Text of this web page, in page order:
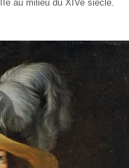
au milieu du XIVe siècle.